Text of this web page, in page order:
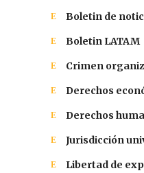
Boletin de
Boletin LATAM
Crimen
Derechos
Derechos
Jurisdicción
Libertad de